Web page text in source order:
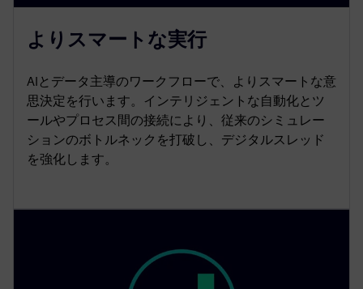
よりスマートな実行
AIとデータ主導のワークフローで、よりスマートな意
思決定を行います。インテリジェントな自動化とツ
ールやプロセス間の接続により、従来のシミュレー
ションのボトルネックを打破し、デジタルスレッド
を強化します。